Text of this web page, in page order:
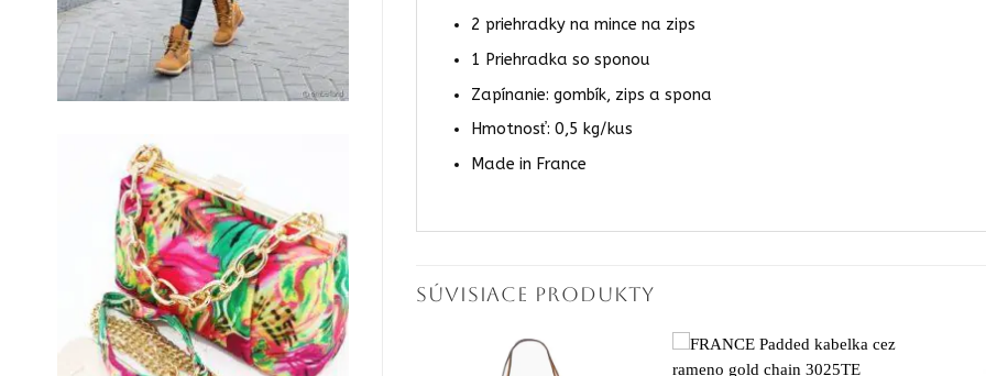
2 priehradky na mince na zips
1 Priehradka so sponou
Zapínanie: gombík, zips a spona
Hmotnosť: 0,5 kg/kus
Made in France
SÚVISIACE PRODUKTY